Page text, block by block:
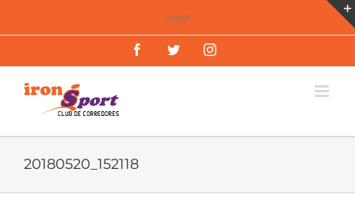
al
Login
FacebookTwitterInstagram
20180520_152118